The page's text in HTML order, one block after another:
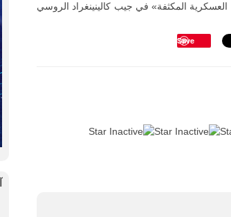
العسكرية المكثفة» في جيب كالينينغراد الروسي
Save